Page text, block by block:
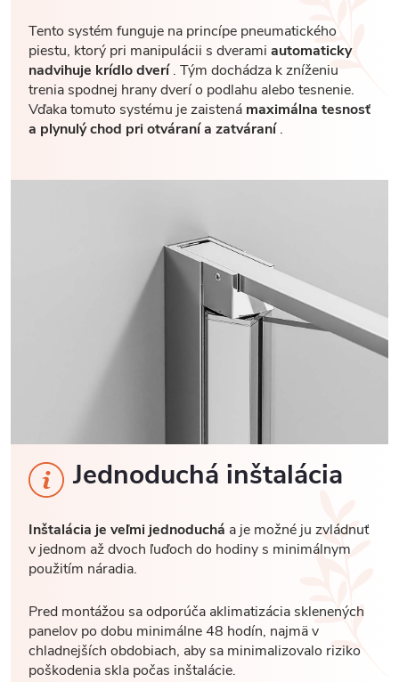
Tento systém funguje na princípe pneumatického
piestu, ktorý pri manipulácii s dverami automaticky
nadvihuje krídlo dverí. Tým dochádza k zníženiu
trenia spodnej hrany dverí o podlahu alebo tesnenie.
Vďaka tomuto systému je zaistená maximálna tesnosť
a plynulý chod pri otváraní a zatváraní.
Jednoduchá inštalácia
Inštalácia je veľmi jednoduchá a je možné ju zvládnuť
v jednom až dvoch ľuďoch do hodiny s minimálnym
použitím náradia.
Pred montážou sa odporúča aklimatizácia sklenených
panelov po dobu minimálne 48 hodín, najmä v
chladnejších obdobiach, aby sa minimalizovalo riziko
poškodenia skla počas inštalácie.